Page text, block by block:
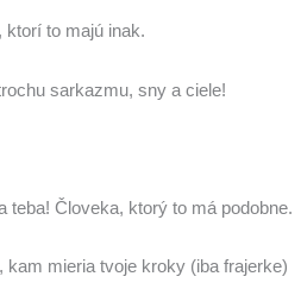
ktorí to majú inak.
sarkazmu, sny a ciele!
teba! Človeka, ktorý to má podobne.
mieria tvoje kroky (iba frajerke)